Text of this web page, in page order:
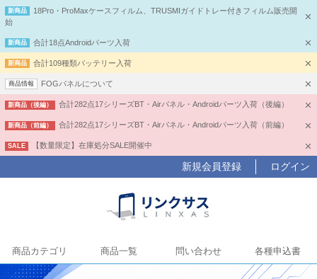
新商品
18Pro・ProMaxケースフィルム、TRUSMIガイドトレー付きフィルム販売開
始
新商品 合計18点Androidパーツ入荷
新商品 合計109種類バッテリー入荷
商品情報 FOGパネルについて
新商品（後編） 合計282点17シリーズBT・Airパネル・Androidパーツ入荷（後編）
新商品（前編） 合計282点17シリーズBT・Airパネル・Androidパーツ入荷（前編）
SALE 【数量限定】在庫処分SALE開催中
新規会員登録 ログイン
商品カテゴリ 商品一覧 問い合わせ 各種申込書